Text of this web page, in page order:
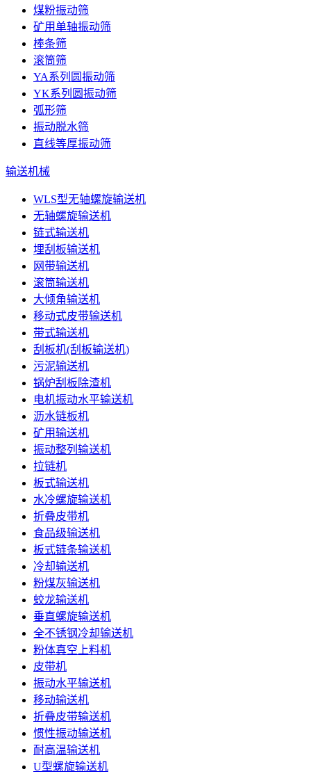
煤粉振动筛
矿用单轴振动筛
棒条筛
滚筒筛
YA系列圆振动筛
YK系列圆振动筛
弧形筛
振动脱水筛
直线等厚振动筛
输送机械
WLS型无轴螺旋输送机
无轴螺旋输送机
链式输送机
埋刮板输送机
网带输送机
滚筒输送机
大倾角输送机
移动式皮带输送机
带式输送机
刮板机(刮板输送机)
污泥输送机
锅炉刮板除渣机
电机振动水平输送机
沥水链板机
矿用输送机
振动整列输送机
拉链机
板式输送机
水冷螺旋输送机
折叠皮带机
食品级输送机
板式链条输送机
冷却输送机
粉煤灰输送机
蛟龙输送机
垂直螺旋输送机
全不锈钢冷却输送机
粉体真空上料机
皮带机
振动水平输送机
移动输送机
折叠皮带输送机
惯性振动输送机
耐高温输送机
U型螺旋输送机